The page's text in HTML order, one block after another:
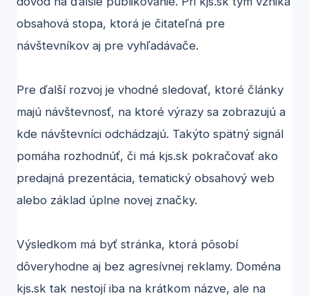
obsahová stopa, ktorá je čitateľná pre
návštevníkov aj pre vyhľadávače.
Pre ďalší rozvoj je vhodné sledovať, ktoré články
majú návštevnosť, na ktoré výrazy sa zobrazujú a
kde návštevníci odchádzajú. Takýto spätný signál
pomáha rozhodnúť, či má kjs.sk pokračovať ako
predajná prezentácia, tematický obsahový web
alebo základ úplne novej značky.
Výsledkom má byť stránka, ktorá pôsobí
dôveryhodne aj bez agresívnej reklamy. Doména
kjs.sk tak nestojí iba na krátkom názve, ale na